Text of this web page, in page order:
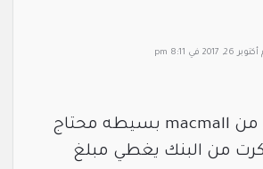
خطوات الشراء من macmall بسيطه محتاج
من البنك يغطي مبلغ